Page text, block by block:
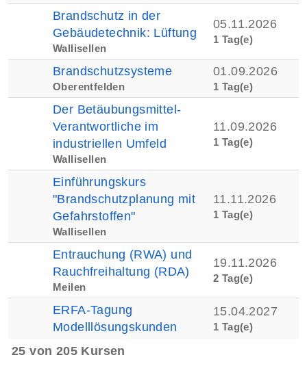
25 von 205 Kursen
Brandschutz in der
Gebäudetechnik: Lüftung
Wallisellen
05.11.2026
1 Tag(e)
Brandschutzsysteme
Oberentfelden
01.09.2026
1 Tag(e)
Der Betäubungsmittel-
Verantwortliche im
industriellen Umfeld
Wallisellen
11.09.2026
1 Tag(e)
Einführungskurs
"Brandschutzplanung mit
Gefahrstoffen"
Wallisellen
11.11.2026
1 Tag(e)
Entrauchung (RWA) und
Rauchfreihaltung (RDA)
Meilen
19.11.2026
2 Tag(e)
ERFA-Tagung
Modelllösungskunden
15.04.2027
1 Tag(e)